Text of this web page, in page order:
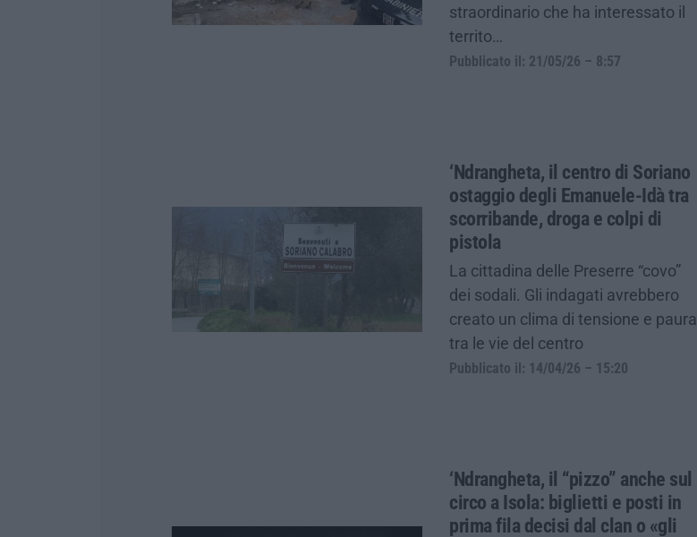
straordinario che ha interessato il
territo…
Pubblicato il: 21/05/26 – 8:57
‘Ndrangheta, il centro di Soriano
ostaggio degli Emanuele-Idà tra
scorribande, droga e colpi di
pistola
La cittadina delle Preserre “covo”
dei sodali. Gli indagati avrebbero
creato un clima di tensione e paura
tra le vie del centro
Pubblicato il: 14/04/26 – 15:20
‘Ndrangheta, il “pizzo” anche sul
circo a Isola: biglietti e posti in
prima fila decisi dal clan o «gli